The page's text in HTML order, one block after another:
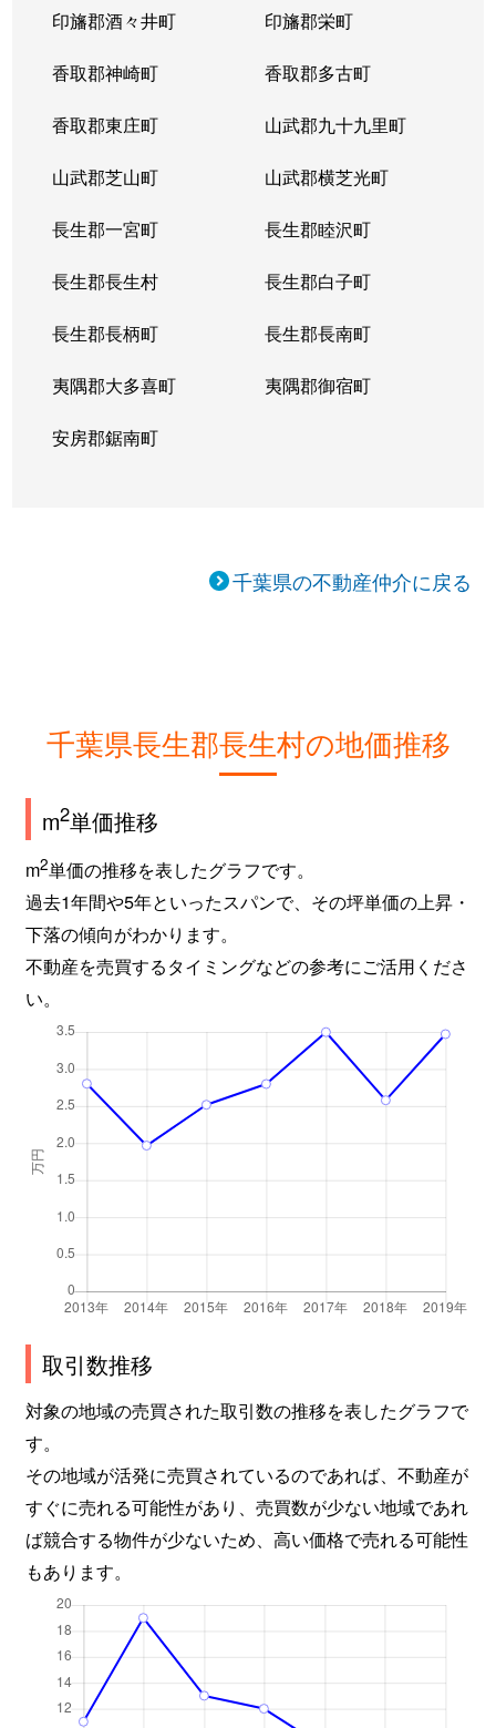
印旛郡酒々井町 印旛郡栄町
香取郡神崎町 香取郡多古町
香取郡東庄町 山武郡九十九里町
山武郡芝山町 山武郡横芝光町
長生郡一宮町 長生郡睦沢町
長生郡長生村 長生郡白子町
長生郡長柄町 長生郡長南町
夷隅郡大多喜町 夷隅郡御宿町
安房郡鋸南町
千葉県の不動産仲介に戻る
千葉県長生郡長生村の地価推移
m2単価推移
m2単価の推移を表したグラフです。
過去1年間や5年といったスパンで、その坪単価の上昇・
下落の傾向がわかります。
不動産を売買するタイミングなどの参考にご活用くださ
い。
取引数推移
対象の地域の売買された取引数の推移を表したグラフで
す。
その地域が活発に売買されているのであれば、不動産が
すぐに売れる可能性があり、売買数が少ない地域であれ
ば競合する物件が少ないため、高い価格で売れる可能性
もあります。